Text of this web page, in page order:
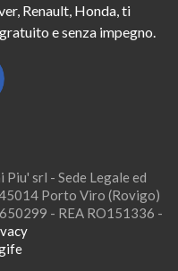
Renault, Honda, ti
e senza impegno.
srl - Sede Legale ed
Porto Viro (Rovigo)
- REA RO151336 -